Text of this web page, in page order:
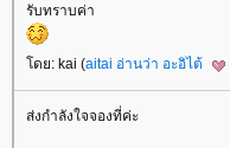
รับทราบค่า
ดย: kai (aitai อ่านว่า อะอิไต้
ส่งกำลังใจจองที่ค่ะ